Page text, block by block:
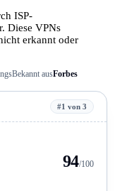
ISP-
Diese VPNs
erkannt oder
Bekannt ausForbes
#1 von 3
94/100